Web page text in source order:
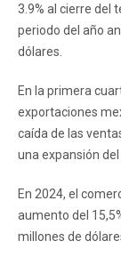
3.9% al cierre del
periodo del año
dólares.
En la primera
exportaciones
caída de las
una expansión
En 2024, el
aumento del
millones de